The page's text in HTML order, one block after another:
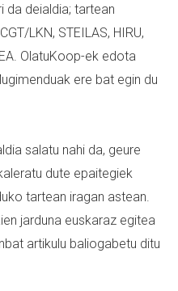
da deialdia; tartean
LKN, STEILAS, HIRU,
OlatuKoop-ek edota
ere bat egin du
salatu nahi da, geure
dute epaitegiek
tartean iragan astean.
jarduna euskaraz egitea
artikulu baliogabetu ditu